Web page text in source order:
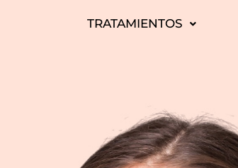
TRATAMIENTOS